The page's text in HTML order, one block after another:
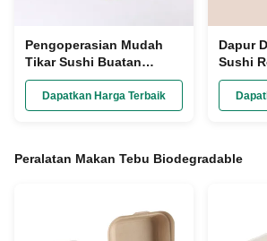
Pengoperasian Mudah
Tikar Sushi Buatan
Sendiri, Pembuat Set
Sushi Sumpit Nasi
Bambu
Dapatkan Harga Terbaik
Dapur
Sushi
Peralatan Makan Tebu Biodegradable